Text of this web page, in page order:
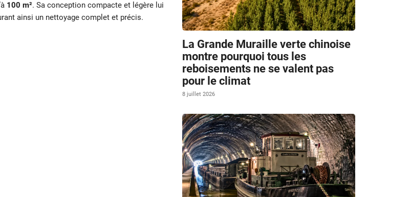
100 m². Sa conception compacte et légère lui
ainsi un nettoyage complet et précis.
La Grande Muraille verte chinoise
montre pourquoi tous les
reboisements ne se valent pas
pour le climat
8 juillet 2026